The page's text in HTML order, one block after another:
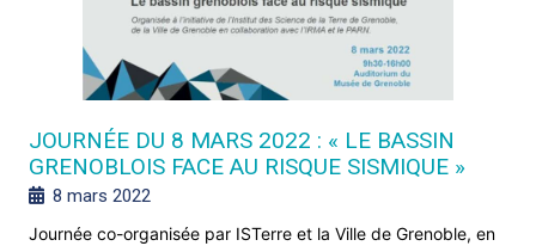
JOURNÉE DU 8 MARS 2022 : « LE BASSIN
GRENOBLOIS FACE AU RISQUE SISMIQUE »
8 mars 2022
Journée co-organisée par ISTerre et la Ville de Grenoble, en